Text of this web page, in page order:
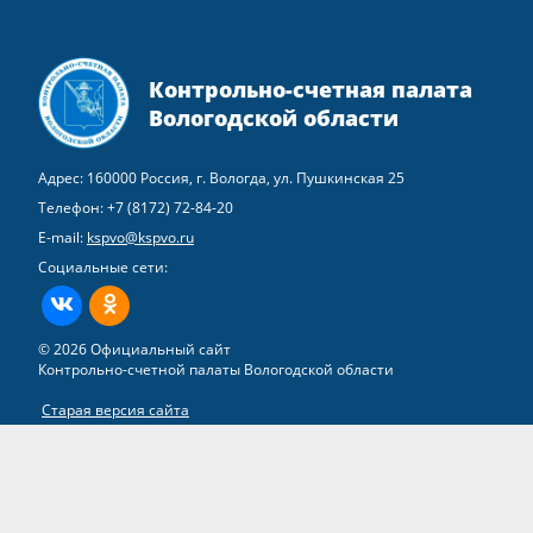
Контрольно-счетная палата
Вологодской области
Адрес: 160000 Россия, г. Вологда, ул. Пушкинская 25
Телефон:+7 (8172) 72-84-20
E-mail: kspvo@kspvo.ru
Социальные сети:
ВКонтактеОдноклассники
© 2026 Официальный сайт
Контрольно-счетной палаты Вологодской области
Старая версия сайта